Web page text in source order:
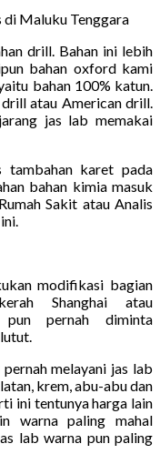
drill. Bahan ini lebih
bahan oxford kami
bahan 100% katun.
atau American drill.
jas lab memakai
tambahan karet pada
bahan kimia masuk
Sakit atau Analis
modifikasi bagian
Shanghai atau
pernah diminta
melayani jas lab
krem, abu-abu dan
ini tentunya harga lain
warna paling mahal
lab warna pun paling